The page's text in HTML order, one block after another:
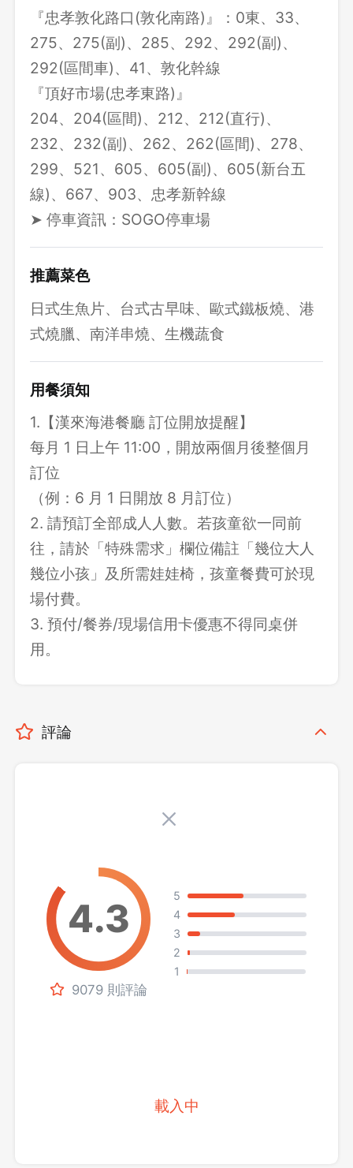
『忠孝敦化路口(敦化南路)』：0東、33、
275、275(副)、285、292、292(副)、
292(區間車)、41、敦化幹線
『頂好市場(忠孝東路)』
204、204(區間)、212、212(直行)、
232、232(副)、262、262(區間)、278、
299、521、605、605(副)、605(新台五
線)、667、903、忠孝新幹線
➤ 停車資訊：SOGO停車場
推薦菜色
日式生魚片、台式古早味、歐式鐵板燒、港
式燒臘、南洋串燒、生機蔬食
用餐須知
1.【漢來海港餐廳 訂位開放提醒】
每月 1 日上午 11:00，開放兩個月後整個月
訂位
（例：6 月 1 日開放 8 月訂位）
2. 請預訂全部成人人數。若孩童欲一同前
往，請於「特殊需求」欄位備註「幾位大人
幾位小孩」及所需娃娃椅，孩童餐費可於現
場付費。
3. 預付/餐券/現場信用卡優惠不得同桌併
用。
評論
9079 則評論
5
4
3
2
1
載入中
登出
確定要登出嗎？
先不要 確認